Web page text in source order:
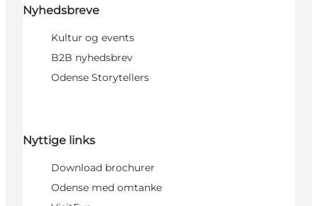
Nyhedsbreve
Kultur og events
B2B nyhedsbrev
Odense Storytellers
Nyttige links
Download brochurer
Odense med omtanke